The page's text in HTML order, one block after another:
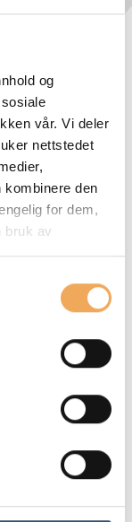
og
vår. Vi deler
nettstedet
kombinere den
for dem,
bruk av